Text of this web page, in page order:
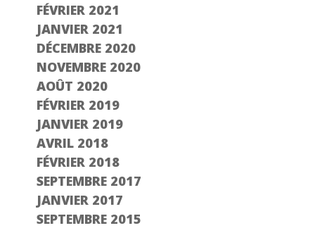
FÉVRIER 2021
JANVIER 2021
DÉCEMBRE 2020
NOVEMBRE 2020
AOÛT 2020
FÉVRIER 2019
JANVIER 2019
AVRIL 2018
FÉVRIER 2018
SEPTEMBRE 2017
JANVIER 2017
SEPTEMBRE 2015